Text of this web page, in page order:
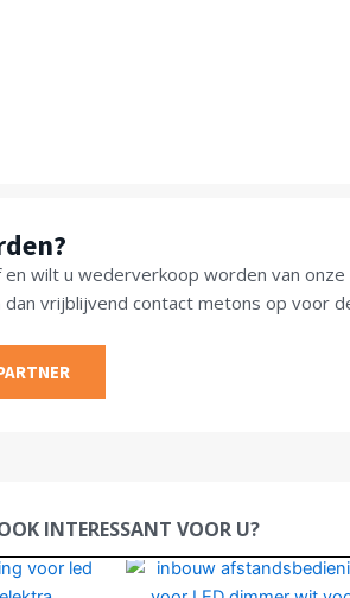
wilt u wederverkoop worden van onze
dan vrijblijvend contact metons op voor
INTERESSANT VOOR U?